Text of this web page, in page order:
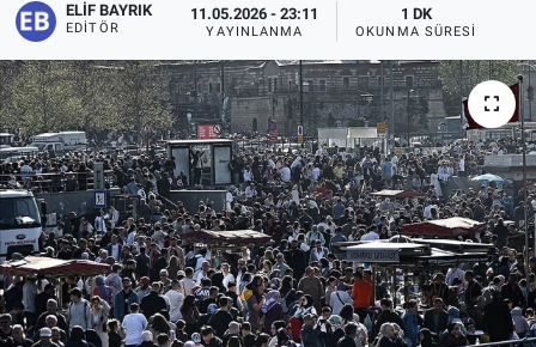
ELIF BAYRIK
EDITÖR
11.05.2026 - 23:11
YAYINLANMA
1 DK
OKUNMA SÜRESI